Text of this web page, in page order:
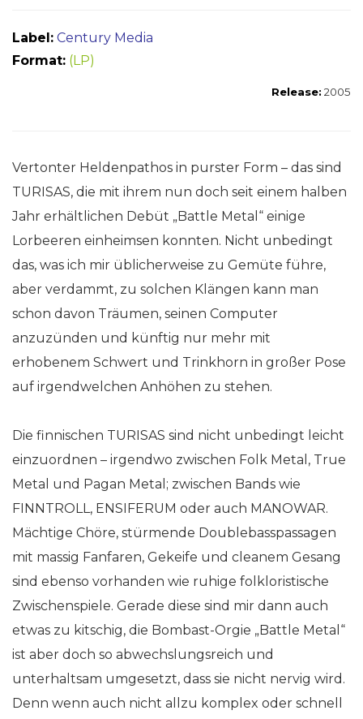
Label: Century Media
Format: (LP)
Release: 2005
Vertonter Heldenpathos in purster Form – das sind
TURISAS, die mit ihrem nun doch seit einem halben
Jahr erhältlichen Debüt „Battle Metal“ einige
Lorbeeren einheimsen konnten. Nicht unbedingt
das, was ich mir üblicherweise zu Gemüte führe,
aber verdammt, zu solchen Klängen kann man
schon davon Träumen, seinen Computer
anzuzünden und künftig nur mehr mit
erhobenem Schwert und Trinkhorn in großer Pose
auf irgendwelchen Anhöhen zu stehen.
Die finnischen TURISAS sind nicht unbedingt leicht
einzuordnen – irgendwo zwischen Folk Metal, True
Metal und Pagan Metal; zwischen Bands wie
FINNTROLL, ENSIFERUM oder auch MANOWAR.
Mächtige Chöre, stürmende Doublebasspassagen
mit massig Fanfaren, Gekeife und cleanem Gesang
sind ebenso vorhanden wie ruhige folkloristische
Zwischenspiele. Gerade diese sind mir dann auch
etwas zu kitschig, die Bombast-Orgie „Battle Metal“
ist aber doch so abwechslungsreich und
unterhaltsam umgesetzt, dass sie nicht nervig wird.
Denn wenn auch nicht allzu komplex oder schnell